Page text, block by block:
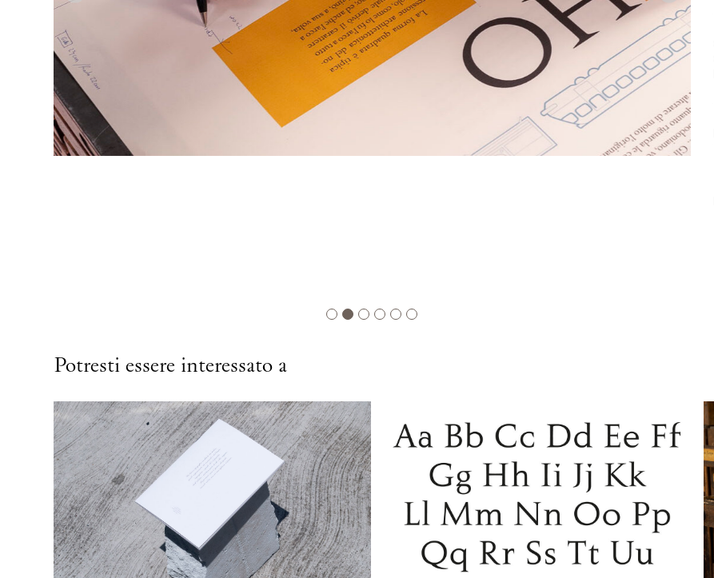
Potresti essere interessato a